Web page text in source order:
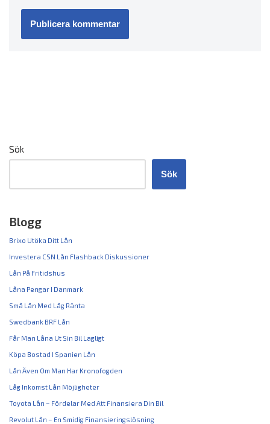
Sök
Sök
Blogg
Brixo Utöka Ditt Lån
Investera CSN Lån Flashback Diskussioner
Lån På Fritidshus
Låna Pengar I Danmark
Små Lån Med Låg Ränta
Swedbank BRF Lån
Får Man Låna Ut Sin Bil Lagligt
Köpa Bostad I Spanien Lån
Lån Även Om Man Har Kronofogden
Låg Inkomst Lån Möjligheter
Toyota Lån – Fördelar Med Att Finansiera Din Bil
Revolut Lån – En Smidig Finansieringslösning